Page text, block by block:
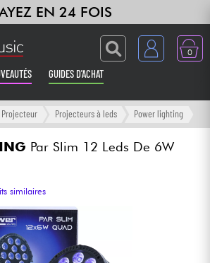
EN 24 FOIS
0
GUIDES D'ACHAT
Projecteur Projecteurs à leds Power lighting
Par Slim 12 Leds De 6W
similaires